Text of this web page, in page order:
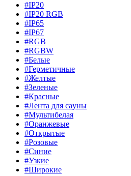
#IP20
#IP20 RGB
#IP65
#IP67
#RGB
#RGBW
#Белые
#Герметичные
#Желтые
#Зеленые
#Красные
#Лента для сауны
#Мультибелая
#Оранжевые
#Открытые
#Розовые
#Синие
#Узкие
#Широкие